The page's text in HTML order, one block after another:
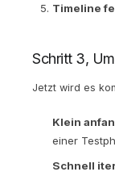
Timeline
Schritt 3,
Jetzt wird es
Klein
einer
Schnell